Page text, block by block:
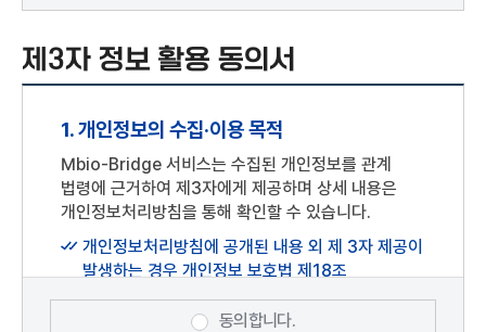
말합니다.
회원 아이디(ID) : 회원식별 및 서비스 이용을 위해
자신이 등록한 개인 E-mail 주소를 말함. 단,
기업회원의 경우 기업회원이 선정한 문자 및 숫자의
비밀번호(패스워드) : 회원의 권익보호를 위하여
회원이 선정한 문자 및 숫자의 조합을 말합니다.
플랫폼 : Mbio-Bridge(충청남도 서천군
장항읍장산로101번길75)
게시물 : "Mbio-Bridge" 홈페이지 내 이용자가
게재 또는 등록하는 부호(URL 포함), 문자, 음성,
음향, 영상(동영상 포함),이미지(사진 포함), 파일
필수항목 : 아이디, 비밀번호, 성명, 휴대폰 번호,
생년월일
대표자명, 설립일자). 회원 선택정보(전화번호,
이메일 주소)
상기 개인정보 처리에 동의하시겠습니까?
제3자 정보 활용 동의서
1. 개인정보의 수집·이용 목적
Mbio-Bridge 서비스는 수집된 개인정보를 관계
법령에 근거하여 제3자에게 제공하며 상세 내용은
개인정보처리방침을 통해 확인할 수 있습니다.
개인정보처리방침에 공개된 내용 외 제 3자 제공이
발생하는 경우 개인정보 보호법 제18조
(개인정보의 목적 외 이용·제공 제한)에 근거하여
처리하겠습니다.
동의합니다.